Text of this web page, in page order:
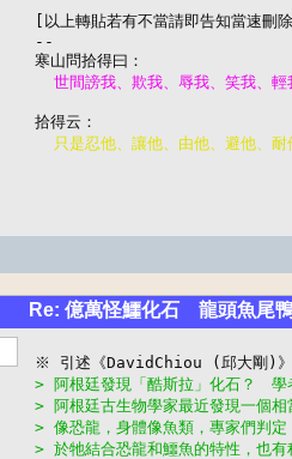
[以上轉貼若有不當請即告知當速刪
--
Re: 億萬怪鱷化石 龍頭魚尾
> 阿根廷發現「酷斯拉」化石？　學
> 阿根廷古生物學家最近發現一個
> 像恐龍，身體像魚類，專家們判
> 於牠結合恐龍和鱷魚的特性，也